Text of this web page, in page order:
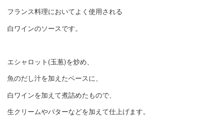
フランス料理においてよく使用される
白ワインのソースです。
エシャロット(玉葱)を炒め、
魚のだし汁を加えたベースに、
白ワインを加えて煮詰めたもので、
生クリームやバターなどを加えて仕上げます。